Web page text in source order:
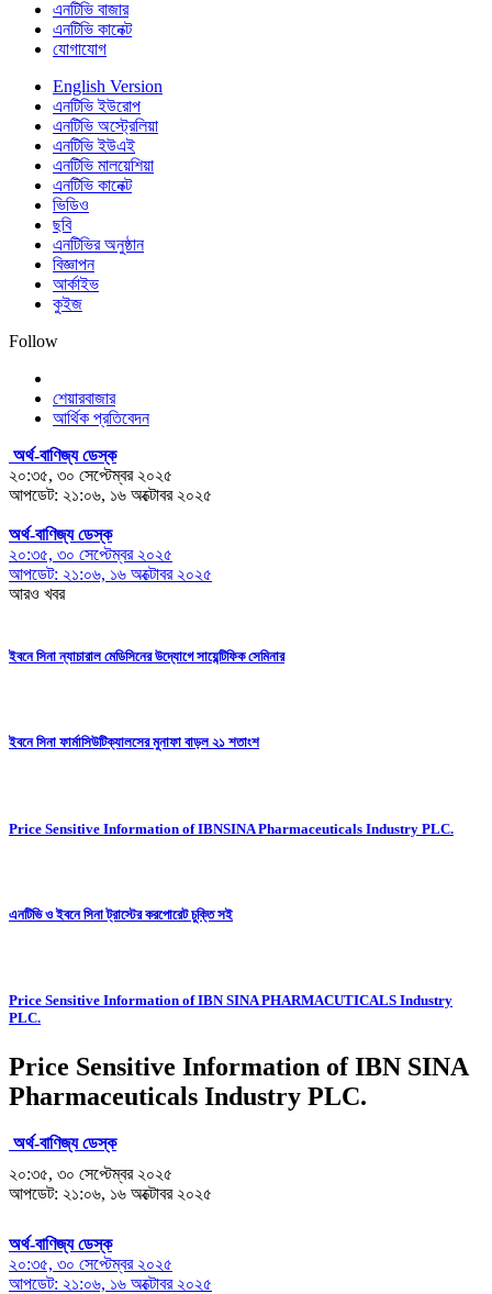
এনটিভি বাজার
এনটিভি কানেক্ট
যোগাযোগ
English Version
এনটিভি ইউরোপ
এনটিভি অস্ট্রেলিয়া
এনটিভি ইউএই
এনটিভি মালয়েশিয়া
এনটিভি কানেক্ট
ভিডিও
ছবি
এনটিভির অনুষ্ঠান
বিজ্ঞাপন
আর্কাইভ
কুইজ
Follow
শেয়ারবাজার
আর্থিক প্রতিবেদন
অর্থ-বাণিজ্য ডেস্ক
২০:৩৫, ৩০ সেপ্টেম্বর ২০২৫
আপডেট: ২১:০৬, ১৬ অক্টোবর ২০২৫
অর্থ-বাণিজ্য ডেস্ক
২০:৩৫, ৩০ সেপ্টেম্বর ২০২৫
আপডেট: ২১:০৬, ১৬ অক্টোবর ২০২৫
আরও খবর
ইবনে সিনা ন্যাচারাল মেডিসিনের উদ্যোগে সায়েন্টিফিক সেমিনার
ইবনে সিনা ফার্মাসিউটিক্যালসের মুনাফা বাড়ল ২১ শতাংশ
Price Sensitive Information of IBNSINA Pharmaceuticals Industry PLC.
এনটিভি ও ইবনে সিনা ট্রাস্টের করপোরেট চুক্তি সই
Price Sensitive Information of IBN SINA PHARMACUTICALS Industry
PLC.
Price Sensitive Information of IBN SINA
Pharmaceuticals Industry PLC.
অর্থ-বাণিজ্য ডেস্ক
২০:৩৫, ৩০ সেপ্টেম্বর ২০২৫
আপডেট: ২১:০৬, ১৬ অক্টোবর ২০২৫
অর্থ-বাণিজ্য ডেস্ক
২০:৩৫, ৩০ সেপ্টেম্বর ২০২৫
আপডেট: ২১:০৬, ১৬ অক্টোবর ২০২৫